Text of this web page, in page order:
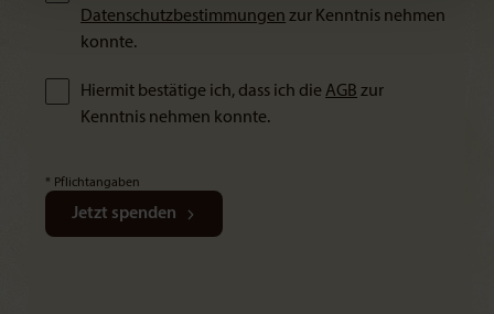
Datenschutzbestimmungen zur Kenntnis nehmen
konnte.
Hiermit bestätige ich, dass ich dieAGB zur
Kenntnis nehmen konnte.
* Pflichtangaben
Jetzt spenden